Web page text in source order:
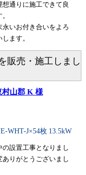
想通りに施工できて良
永いお付き合いをよろ
ます。
販売・施工しまし
村山郡 K 様
WHT-J×54枚 13.5kW
の設置工事となりまし
ありがとうございまし